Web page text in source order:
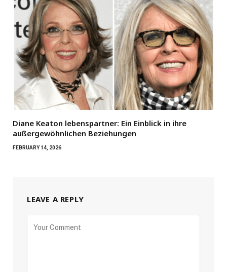
Diane Keaton lebenspartner: Ein Einblick in ihre
außergewöhnlichen Beziehungen
FEBRUARY 14, 2026
LEAVE A REPLY